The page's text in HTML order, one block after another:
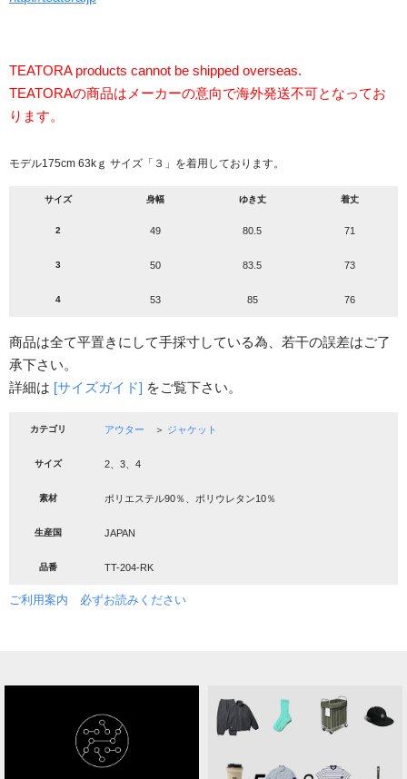
TEATORA products cannot be shipped overseas.
TEATORAの商品はメーカーの意向で海外発送不可となってお
ります。
モデル175cm 63kｇ サイズ「３」を着用しております。
サイズ 身幅 ゆき丈 着丈
2 49 80.5 71
3 50 83.5 73
4 53 85 76
商品は全て平置きにして手採寸している為、若干の誤差はご了
承下さい。
詳細は [サイズガイド] をご覧下さい。
カテゴリ アウター ＞ ジャケット
サイズ 2、3、4
素材 ポリエステル90％、ポリウレタン10％
生産国 JAPAN
品番 TT-204-RK
ご利用案内 必ずお読みください